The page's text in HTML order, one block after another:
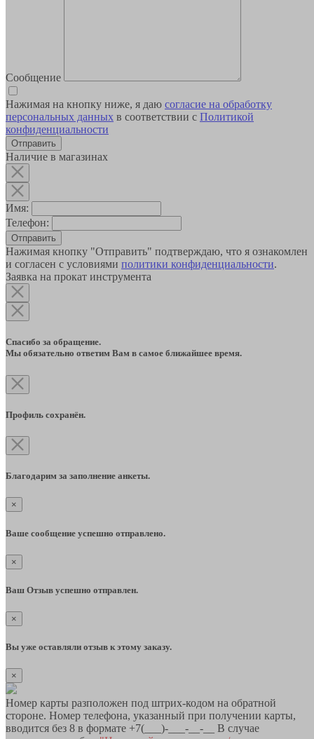
Сообщение
Нажимая на кнопку ниже, я даю согласие на обработку
персональных данных в соответствии с Политикой
конфиденциальности
Наличие в магазинах
Имя:
Телефон:
Отправить
Нажимая кнопку "Отправить" подтверждаю, что я ознакомлен
и согласен с условиями политики конфиденциальности.
Заявка на прокат инструмента
Спасибо за обращение.
Мы обязательно ответим Вам в самое ближайшее время.
Профиль сохранён.
Благодарим за заполнение анкеты.
×
Ваше сообщение успешно отправлено.
×
Ваш Отзыв успешно отправлен.
×
Вы уже оставляли отзыв к этому заказу.
×
Номер карты разположен под штрих-кодом на обратной
стороне. Номер телефона, указанный при получении карты,
вводится без 8 в формате +7(___)-___-__-__ В случае